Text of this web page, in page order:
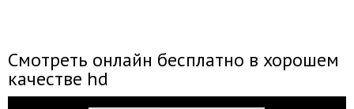
Смотреть онлайн бесплатно в хорошем
качестве hd